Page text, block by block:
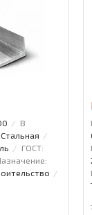
В
Стальная
ГОСТ: